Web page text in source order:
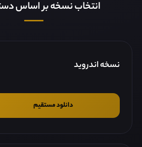
انتخاب نسخه بر اساس
نسخه اندروید
دانلود مستقیم